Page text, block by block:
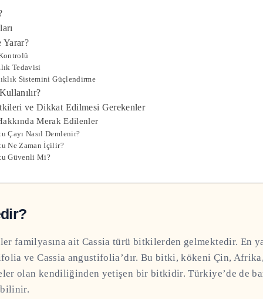
Yarar?
Tedavisi
Sistemini Güçlendirme
ve Dikkat Edilmesi Gerekenler
Merak Edilenler
Çayı Nasıl Demlenir?
Ne Zaman İçilir?
Güvenli Mi?
familyasına ait Cassia türü bitkilerden gelmektedir. En
ve Cassia angustifolia’dır. Bu bitki, kökeni Çin,
olan kendiliğinden yetişen bir bitkidir. Türkiye’de de
bilinir.